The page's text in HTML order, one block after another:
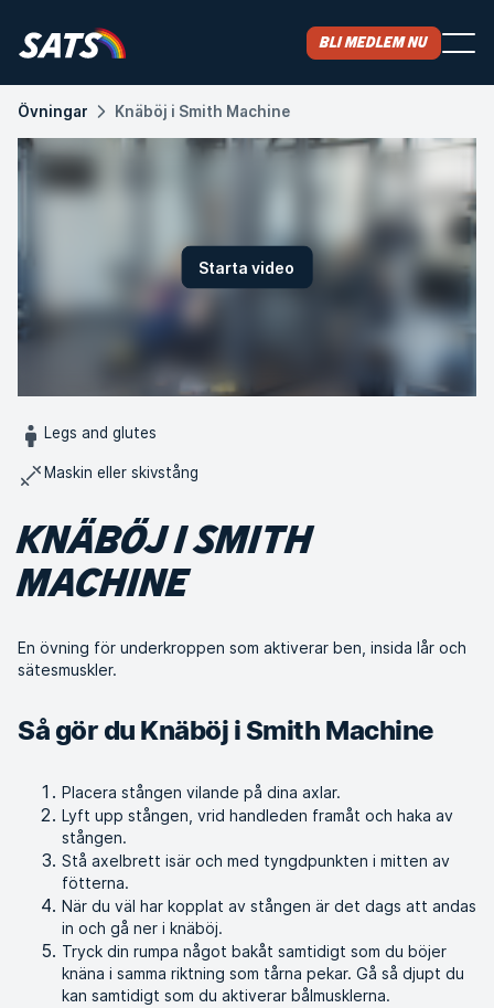
Bli medlem nu
Övningar Knäböj i Smith Machine
Starta video
Legs and glutes
Maskin eller skivstång
KNÄBÖJ I SMITH
MACHINE
En övning för underkroppen som aktiverar ben, insida lår och
sätesmuskler.
Så gör du Knäböj i Smith Machine
Placera stången vilande på dina axlar.
Lyft upp stången, vrid handleden framåt och haka av
stången.
Stå axelbrett isär och med tyngdpunkten i mitten av
fötterna.
När du väl har kopplat av stången är det dags att andas
in och gå ner i knäböj.
Tryck din rumpa något bakåt samtidigt som du böjer
knäna i samma riktning som tårna pekar. Gå så djupt du
kan samtidigt som du aktiverar bålmusklerna.